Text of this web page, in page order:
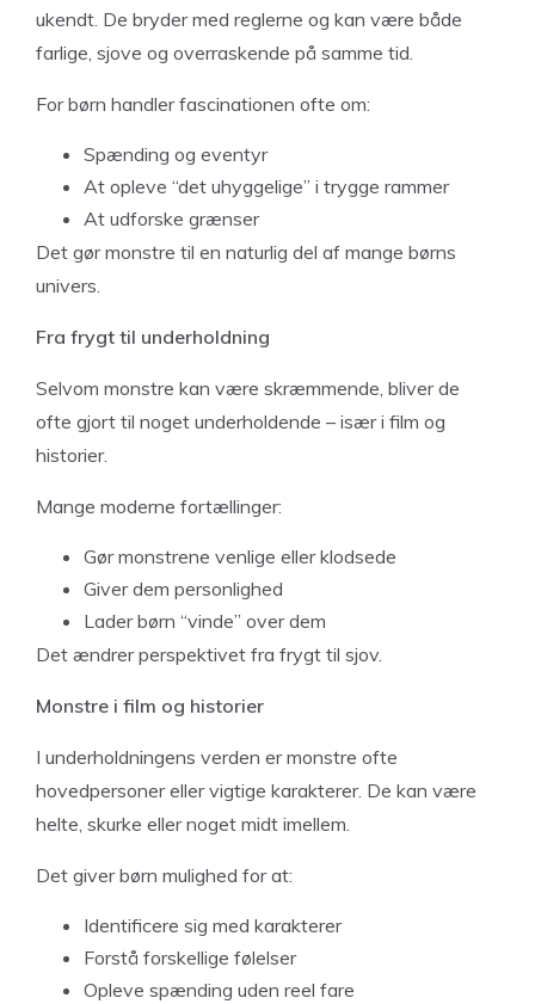
ukendt. De bryder med reglerne og kan være både
farlige, sjove og overraskende på samme tid.
For børn handler fascinationen ofte om:
Spænding og eventyr
At opleve “det uhyggelige” i trygge rammer
At udforske grænser
Det gør monstre til en naturlig del af mange børns
univers.
Fra frygt til underholdning
Selvom monstre kan være skræmmende, bliver de
ofte gjort til noget underholdende – især i film og
historier.
Mange moderne fortællinger:
Gør monstrene venlige eller klodsede
Giver dem personlighed
Lader børn “vinde” over dem
Det ændrer perspektivet fra frygt til sjov.
Monstre i film og historier
I underholdningens verden er monstre ofte
hovedpersoner eller vigtige karakterer. De kan være
helte, skurke eller noget midt imellem.
Det giver børn mulighed for at:
Identificere sig med karakterer
Forstå forskellige følelser
Opleve spænding uden reel fare